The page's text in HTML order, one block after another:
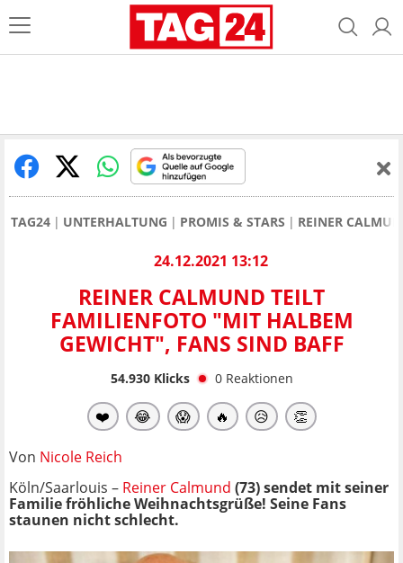
TAG24 UNTERHALTUNG PROMIS & STARS REINER
24.12.2021 13:12
REINER CALMUND TEILT
FAMILIENFOTO "MIT HALBEM
GEWICHT", FANS SIND BAFF
54.930Klicks 0 Reaktionen
❤️ 😂 😱 🔥 😥 👏
Von Nicole Reich
Köln/Saarlouis – Reiner Calmund (73) sendet mit seiner
Familie fröhliche Weihnachtsgrüße! Seine Fans
staunen nicht schlecht.